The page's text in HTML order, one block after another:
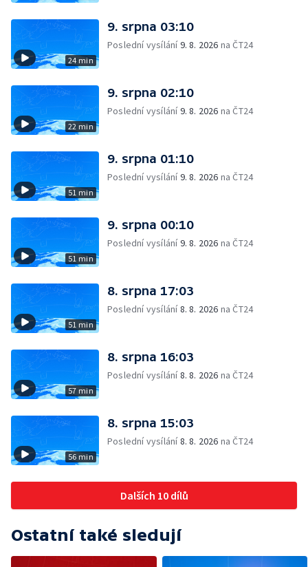
24 min
9. srpna 03:10
Poslední vysílání9. 8. 2026 na ČT24
22 min
9. srpna 02:10
Poslední vysílání9. 8. 2026 na ČT24
51 min
9. srpna 01:10
Poslední vysílání9. 8. 2026 na ČT24
51 min
9. srpna 00:10
Poslední vysílání9. 8. 2026 na ČT24
51 min
8. srpna 17:03
Poslední vysílání8. 8. 2026 na ČT24
57 min
8. srpna 16:03
Poslední vysílání8. 8. 2026 na ČT24
56 min
8. srpna 15:03
Poslední vysílání8. 8. 2026 na ČT24
Dalších 10 dílů
Ostatní také sledují